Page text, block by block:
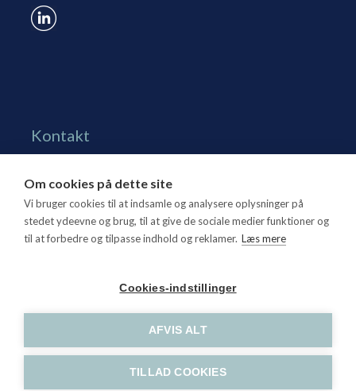
Kontakt
1270 Kbh. K
Tlf. 70 15 95 00
dtl@dtl.eu
Om cookies på dette site
Vi bruger cookies til at indsamle og analysere oplysninger på
stedet ydeevne og brug, til at give de sociale medier funktioner og
til at forbedre og tilpasse indhold og reklamer. Læs mere
Cookies-indstillinger
AFVIS ALT
TILLAD COOKIES